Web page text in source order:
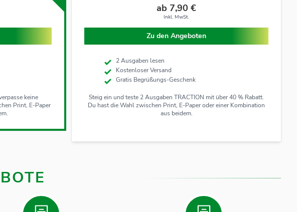
keine
Print, E-Paper
ab 7,90 €
Inkl. MwSt.
Zu den Angeboten
2 Ausgaben lesen
Kostenloser Versand
Gratis Begrüßungs-Geschenk
Steig ein und teste 2 Ausgaben TRACTION mit über 40 % Rabatt.
Du hast die Wahl zwischen Print, E-Paper oder einer Kombination
aus beidem.